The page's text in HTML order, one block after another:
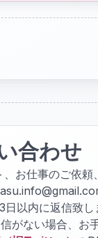
合わせ
お仕事のご依頼
以内に返信致し
がない場合、お